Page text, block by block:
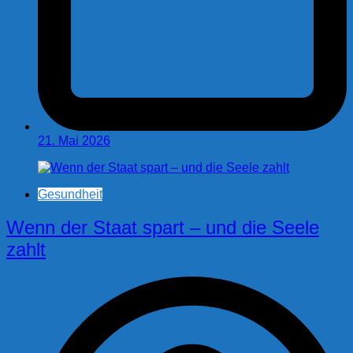
21. Mai 2026
Gesundheit
Wenn der Staat spart – und die Seele
zahlt